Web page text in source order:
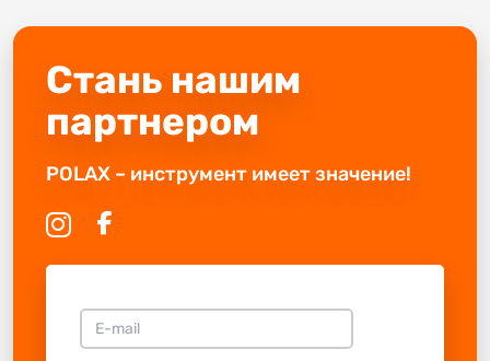
Стань нашим
партнером
POLAX – инструмент имеет значение!